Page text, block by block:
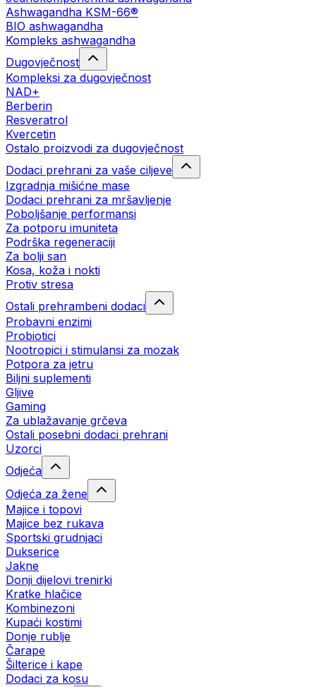
Ashwagandha KSM-66®
BIO ashwagandha
Kompleks ashwagandha
Dugovječnost
Kompleksi za dugovječnost
NAD+
Berberin
Resveratrol
Kvercetin
Ostalo proizvodi za dugovječnost
Dodaci prehrani za vaše ciljeve
Izgradnja mišićne mase
Dodaci prehrani za mršavljenje
Poboljšanje performansi
Za potporu imuniteta
Podrška regeneraciji
Za bolji san
Kosa, koža i nokti
Protiv stresa
Ostali prehrambeni dodaci
Probavni enzimi
Probiotici
Nootropici i stimulansi za mozak
Potpora za jetru
Biljni suplementi
Gljive
Gaming
Za ublažavanje grčeva
Ostali posebni dodaci prehrani
Uzorci
Odjeća
Odjeća za žene
Majice i topovi
Majice bez rukava
Sportski grudnjaci
Dukserice
Jakne
Donji dijelovi trenirki
Kratke hlačice
Kombinezoni
Kupaći kostimi
Donje rublje
Čarape
Šilterice i kape
Dodaci za kosu